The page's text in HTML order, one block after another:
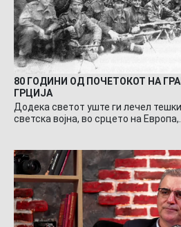
80 ГОДИНИ ОД ПОЧЕТОКОТ НА
ГРЦИЈА
Додека светот уште ги лечел
светска војна, во срцето на Европа,…